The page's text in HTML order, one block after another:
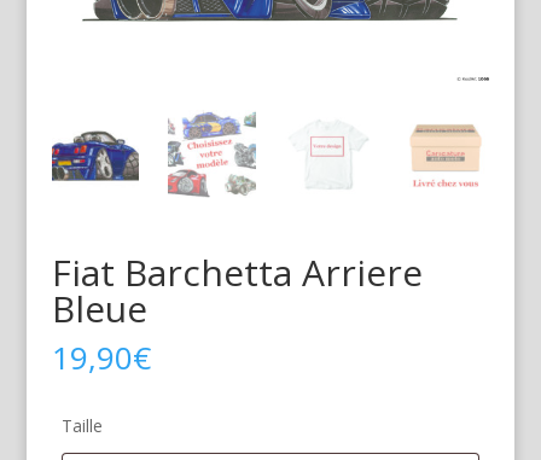
Fiat Barchetta Arriere
Bleue
19,90€
Taille